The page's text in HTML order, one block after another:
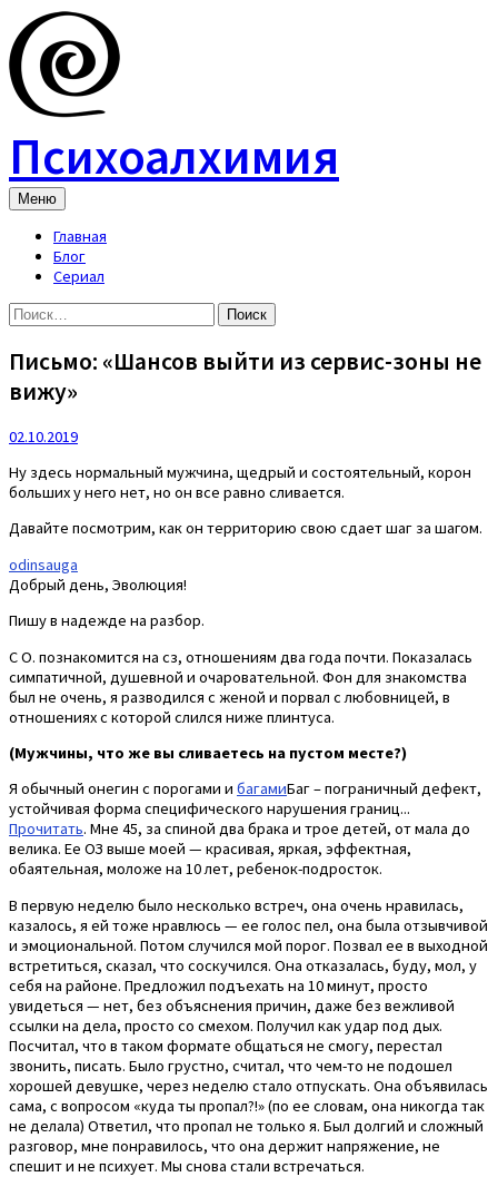
Skip
to
content
Психоалхимия
Меню
Главная
Блог
Сериал
Найти:
Письмо: «Шансов выйти из сервис-зоны не
вижу»
02.10.2019
Ну здесь нормальный мужчина, щедрый и состоятельный, корон
больших у него нет, но он все равно сливается.
Давайте посмотрим, как он территорию свою сдает шаг за шагом.
odinsauga
Добрый день, Эволюция!
Пишу в надежде на разбор.
С О. познакомится на сз, отношениям два года почти. Показалась
симпатичной, душевной и очаровательной. Фон для знакомства
был не очень, я разводился с женой и порвал с любовницей, в
отношениях с которой слился ниже плинтуса.
(Мужчины, что же вы сливаетесь на пустом месте?)
Я обычный онегин с порогами и багамиБаг – пограничный дефект,
устойчивая форма специфического нарушения границ...
Прочитать. Мне 45, за спиной два брака и трое детей, от мала до
велика. Ее ОЗ выше моей — красивая, яркая, эффектная,
обаятельная, моложе на 10 лет, ребенок-подросток.
В первую неделю было несколько встреч, она очень нравилась,
казалось, я ей тоже нравлюсь — ее голос пел, она была отзывчивой
и эмоциональной. Потом случился мой порог. Позвал ее в выходной
встретиться, сказал, что соскучился. Она отказалась, буду, мол, у
себя на районе. Предложил подъехать на 10 минут, просто
увидеться — нет, без объяснения причин, даже без вежливой
ссылки на дела, просто со смехом. Получил как удар под дых.
Посчитал, что в таком формате общаться не смогу, перестал
звонить, писать. Было грустно, считал, что чем-то не подошел
хорошей девушке, через неделю стало отпускать. Она объявилась
сама, с вопросом «куда ты пропал?!» (по ее словам, она никогда так
не делала) Ответил, что пропал не только я. Был долгий и сложный
разговор, мне понравилось, что она держит напряжение, не
спешит и не психует. Мы снова стали встречаться.